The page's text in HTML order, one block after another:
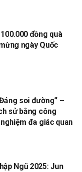
đồng quà
ngày Quốc
soi đường” –
sử bằng công
đa giác quan
Ngũ 2025: Jun